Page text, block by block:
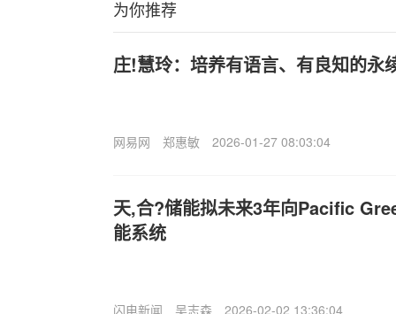
为你推荐
庄!慧玲：培养有语言、有良知的永
网易网 郑惠敏 2026-01-27 08:03:04
天,合?储能拟未来3年向Pacific
能系统
闪电新闻 吴志森 2026-02-02 13:36:04